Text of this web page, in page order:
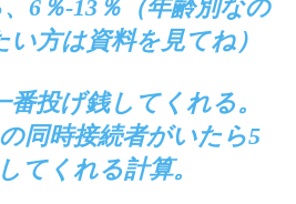
6％-13％（年齢別なの
方は資料を見てね）
投げ銭してくれる。
同時接続者がいたら5
てくれる計算。